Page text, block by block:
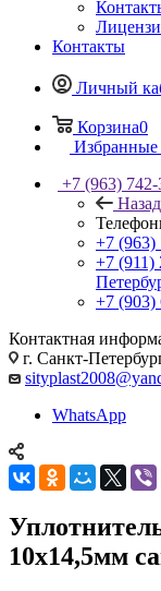
Контакты
Личный
Корзина0
Избранные
+7 (963)
Назад
+7 (963)
+7 (911)
+7 (903)
Контактная
г. Санкт-
WhatsApp
10х14,5мм